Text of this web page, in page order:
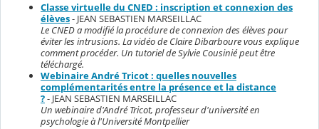
Classe virtuelle du CNED : inscription et connexion des
élèves- JEAN SEBASTIEN MARSEILLAC
Le CNED a modifié la procédure de connexion des élèves pour
éviter les intrusions. La vidéo de Claire Dibarboure vous explique
comment procéder. Un tutoriel de Sylvie Cousinié peut être
téléchargé.
Webinaire André Tricot : quelles nouvelles
complémentarités entre la présence et la distance
?- JEAN SEBASTIEN MARSEILLAC
Un webinaire d'André Tricot, professeur d'université en
psychologie à l'Université Montpellier